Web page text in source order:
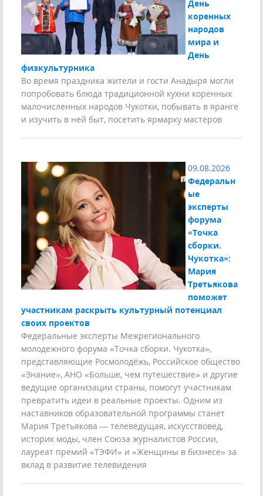
День
коренных
народов
мира и
День
физкультурника
Во время праздника жители и гости Анадыря могли
попробовать блюда традиционной кухни коренных
малочисленных народов Чукотки, побывать в яранге
и изучить в ней быт, посетить ярмарку мастеров
09.08.2026
Федеральн
ые
эксперты
форума
«Точка
сборки.
Чукотка»:
Мария
Третьякова
поможет
участникам раскрыть культурный потенциал
своих проектов
Федеральные эксперты Межрегионального
молодежного форума «Точка сборки. Чукотка»,
представляющие Росмолодёжь, Российское общество
«Знание», АНО «Больше, чем путешествие» и другие
ведущие организации страны, помогут участникам
превратить идеи в реальные проекты. Одним из
наставников образовательной программы станет
Мария Третьякова — телеведущая, искусствовед,
историк моды, член Союза журналистов России,
лауреат премий «ТЭФИ» и «Женщины в бизнесе» за
вклад в развитие телевидения